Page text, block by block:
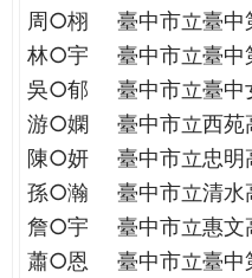
周○栩
臺中市立臺中
林○宇
臺中市立臺中
吳○郁
臺中市立臺中
游○嫻
臺中市立西苑
陳○妍
臺中市立忠明
孫○瀚
臺中市立清水
詹○宇
臺中市立惠文
蕭○恩
臺中市立臺中